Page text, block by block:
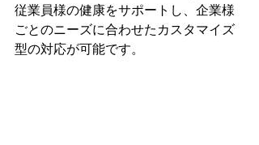
従業員様の健康をサポートし、企業様
ごとのニーズに合わせたカスタマイズ
型の対応が可能です。